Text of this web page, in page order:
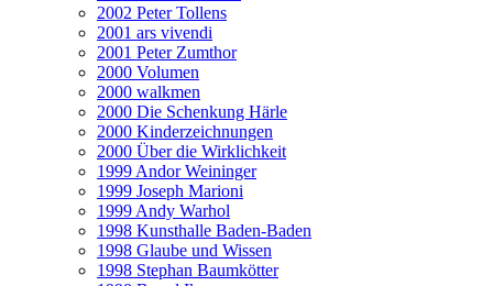
2002 Peter Tollens
2001 ars vivendi
2001 Peter Zumthor
2000 Volumen
2000 walkmen
2000 Die Schenkung Härle
2000 Kinderzeichnungen
2000 Über die Wirklichkeit
1999 Andor Weininger
1999 Joseph Marioni
1999 Andy Warhol
1998 Kunsthalle Baden-Baden
1998 Glaube und Wissen
1998 Stephan Baumkötter